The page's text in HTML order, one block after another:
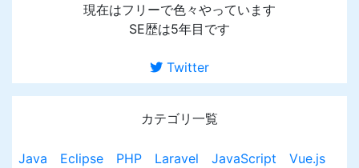
現在はフリーで色々やっています
SE歴は5年目です
Twitter
カテゴリ一覧
Java Eclipse PHP Laravel JavaScript
Vue.js